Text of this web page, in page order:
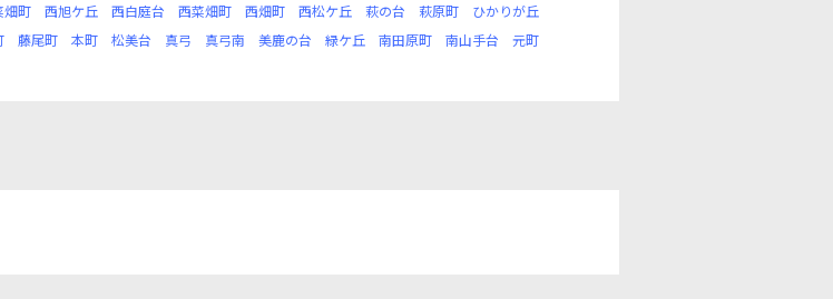
畑町 西旭ケ丘 西白庭台 西菜畑町 西畑町 西松ケ丘 萩の台 萩原町
ひかりが丘
藤尾町 本町 松美台 真弓 真弓南 美鹿の台 緑ケ丘 南田原町 南山手台
元町